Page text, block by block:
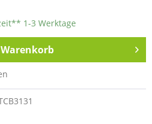
1-3 Werktage
Warenkorb